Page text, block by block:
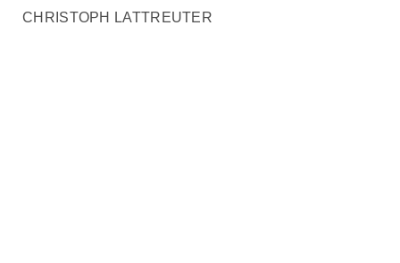
CHRISTOPH LATTREUTER